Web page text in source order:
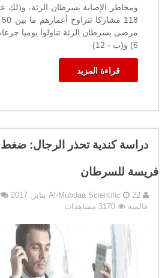
ومخاطر الإصابة بسرطان الرئة،
مرضى بسرطان الرئة تناولوا يوميا
6) و(ب - 12)
قراءة المزيد
دراسة كندية تحذر الرجال:
فريسة للسرطان
Al-Mubdaa Scientific 22 يناير, 2017
عالمية
3170 مشاهدات